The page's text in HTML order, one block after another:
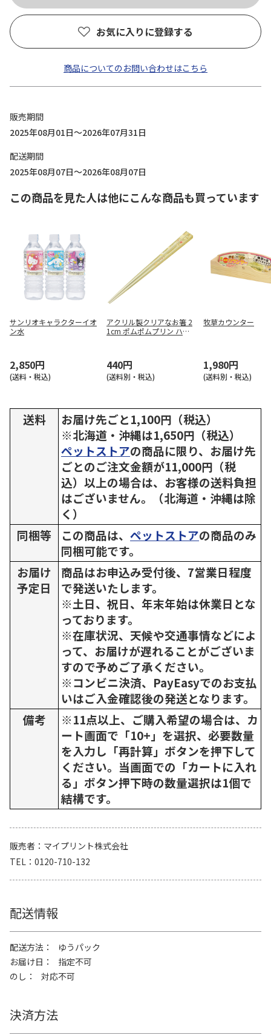
お気に入りに登録する
商品についてのお問い合わせはこちら
販売期間
2025年08月01日～2026年07月31日
配送期間
2025年08月07日～2026年08月07日
この商品を見た人は他にこんな商品も買っています
サンリオキャラクターイオ
ン水
2,850円
(送料・税込)
アクリル製クリアなお箸 2
1cm ポムポムプリン ハピ
440円
(送料別・税込)
牧草カウンター
1,980円
(送料別・税込)
送料
お届け先ごと1,100円（税込）
※北海道・沖縄は1,650円（税込）
ペットストアの商品に限り、お届け先
ごとのご注文金額が11,000円（税
込）以上の場合は、お客様の送料負担
はございません。（北海道・沖縄は除
く）
同梱等
この商品は、 ペットストアの商品のみ
同梱可能です。
お届け
予定日
商品はお申込み受付後、7営業日程度
で発送いたします。
※土日、祝日、年末年始は休業日とな
っております。
※在庫状況、天候や交通事情などによ
って、お届けが遅れることがございま
すので予めご了承ください。
※コンビニ決済、PayEasyでのお支払
いはご入金確認後の発送となります。
備考
※11点以上、ご購入希望の場合は、カ
ート画面で「10+」を選択、必要数量
を入力し「再計算」ボタンを押下して
ください。当画面での「カートに入れ
る」ボタン押下時の数量選択は1個で
結構です。
販売者
マイプリント株式会社
TEL
0120-710-132
配送情報
配送方法
ゆうパック
お届け日
指定不可
のし
対応不可
決済方法